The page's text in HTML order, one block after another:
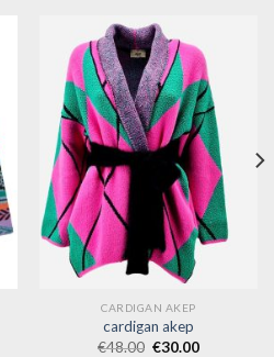
CARDIGAN AKEP
cardigan akep
€48.00 €30.00